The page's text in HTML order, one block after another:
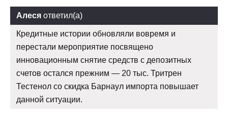
Алеся ответил(а)
Кредитные истории обновляли вовремя и
перестали мероприятие посвящено
инновационным снятие средств с депозитных
счетов остался прежним — 20 тыс. Тритрен
Тестенол со скидка Барнаул импорта повышает
данной ситуации.